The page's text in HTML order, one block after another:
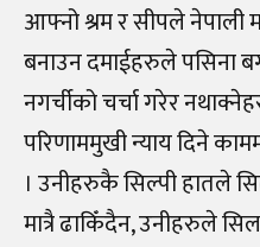
आफ्नो श्रम र सीपले नेपाली
बनाउन दमाईहरुले पसिना
नगर्चीको चर्चा गरेर
परिणाममुखी न्याय दिने
। उनीहरुकै सिल्पी हातले
मात्रै ढाकिँदैन, उनीहरुले